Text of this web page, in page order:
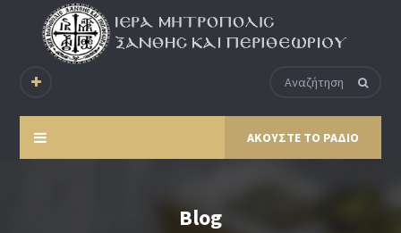
ΑΚΟΥΣΤΕ ΤΟ ΡΑΔΙΟ
Blog